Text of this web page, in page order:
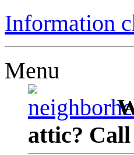
Information
Menu
attic?